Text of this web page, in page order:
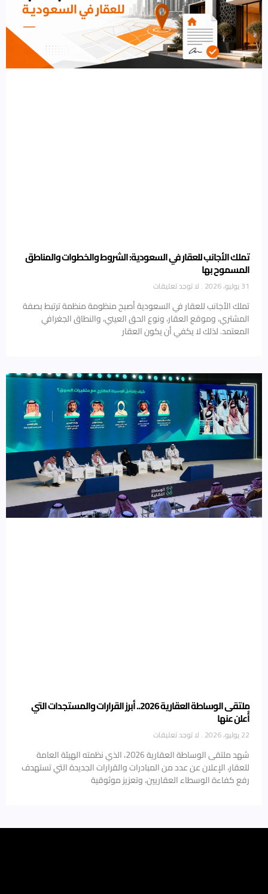
تملك الأجانب للعقار في السعودية: الشروط والخطوات والمناطق
المسموح بها
31 يوليو، 2026 لا توجد تعليقات
تملك الأجانب للعقار في السعودية أصبح منظومة منظمة ترتبط بصفة
المشتري، وموقع العقار، ونوع الحق العيني، والنطاق الجغرافي
المعتمد. لذلك لا يكفي أن يكون العقار
ملتقى الوساطة العقارية 2026.. أبرز القرارات والمستجدات التي
أُعلن عنها
22 يوليو، 2026 لا توجد تعليقات
شهد ملتقى الوساطة العقارية 2026، الذي نظمته الهيئة العامة
للعقار، الإعلان عن عدد من المبادرات والقرارات الجديدة التي تستهدف
رفع كفاءة الوسطاء العقاريين، وتعزيز موثوقية